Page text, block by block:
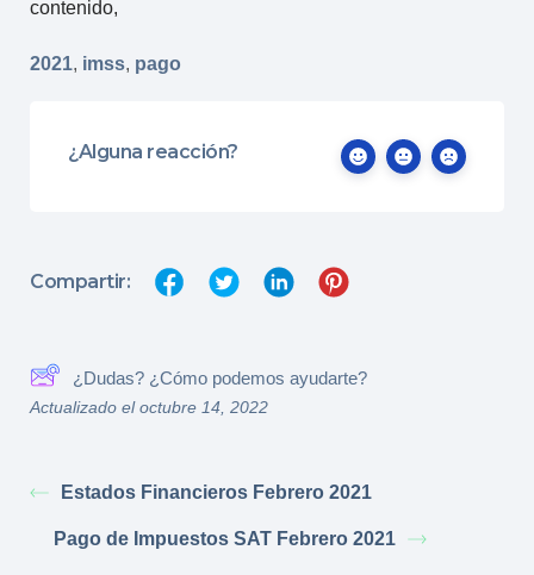
contenido,
2021, imss, pago
¿Alguna reacción?
Compartir:
¿Dudas? ¿Cómo podemos ayudarte?
Actualizado el octubre 14, 2022
Estados Financieros Febrero 2021
Pago de Impuestos SAT Febrero 2021